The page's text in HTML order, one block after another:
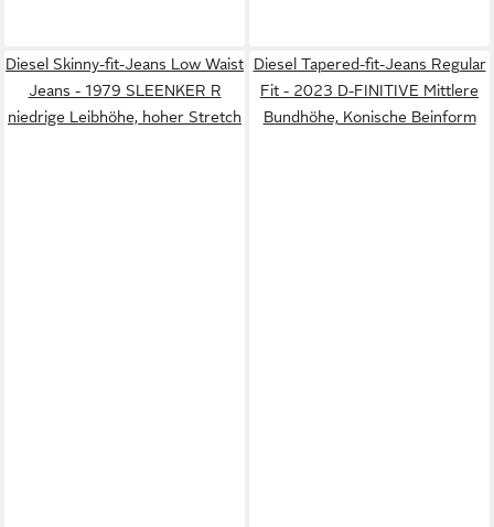
Diesel Skinny-fit-Jeans Low Waist
Jeans - 1979 SLEENKER R
niedrige Leibhöhe, hoher Stretch
Diesel Tapered-fit-Jeans Regular
Fit - 2023 D-FINITIVE Mittlere
Bundhöhe, Konische Beinform